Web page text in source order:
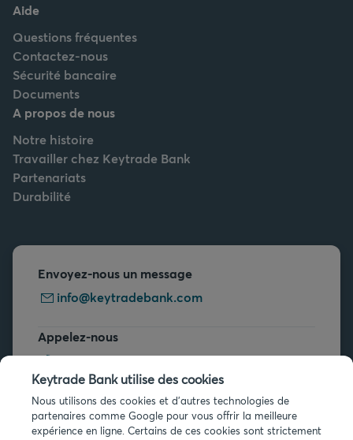
Aide
Questions fréquentes
Contactez-nous
Sécurité bancaire
Documents
A propos de nous
Notre histoire
Travailler chez Keytrade Bank
Partenariats
Durabilité
Envoyez-nous un message
info@keytradebank.com
Appelez-nous
+32 2 679 90 00
Vous avez des questions ?
Questions fréquentes
Keytrade Bank utilise des cookies
Nous utilisons des cookies et d'autres technologies de
partenaires comme Google pour vous offrir la meilleure
expérience en ligne. Certains de ces cookies sont strictement